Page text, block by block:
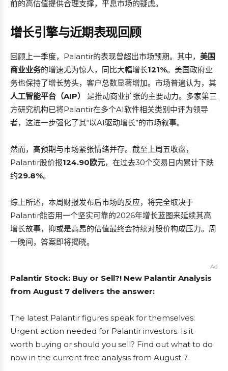
前的高估值提供合理支撑，平息市场的疑虑。
增长引擎与近期表现回顾
回顾上一季度，Palantir的表现曾超出市场预期。其中， 美国
商业业务的增速尤为惊人，同比大幅增长121%。美国政府业
务也保持了增长势头，客户总数显著增加。市场普遍认为，其
人工智能平台（AIP）
是推动商业扩张的主要动力。多家第三
方研究机构已将Palantir在多个AI软件相关类别中评为领导
者，这进一步强化了其“以AI驱动增长”的市场叙事。
然而，高预期与市场紧张情绪并存。截至上周五收盘，
Palantir股价报124.90欧元，在过去30个交易日内累计下跌
约29.8%。
综上所述，本周财报发布后市场的反应，将完全取决于
Palantir能否用一个坚实可靠的2026年增长蓝图来延续其高
增长故事，抑或是高昂的估值最终会持续对股价构成压力。周
一晚间，答案即将揭晓。
Ad
Palantir Stock: Buy or Sell?! New Palantir Analysis
from August 7 delivers the answer:
The latest Palantir figures speak for themselves:
Urgent action needed for Palantir investors. Is it
worth buying or should you sell? Find out what to do
now in the current free analysis from August 7.